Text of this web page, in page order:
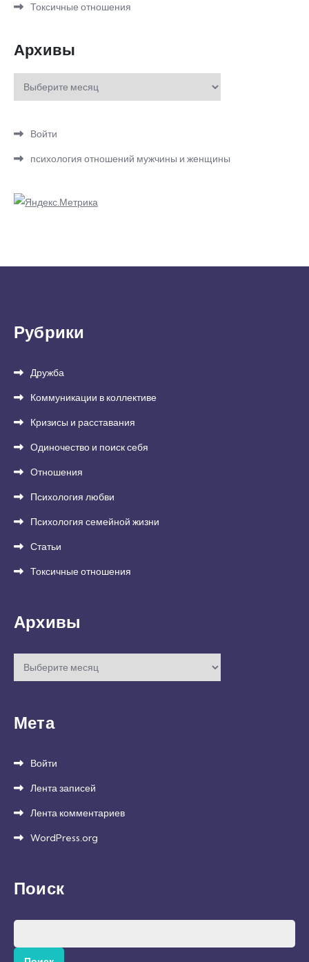
Токсичные отношения
Архивы
Архивы
Войти
психология отношений мужчины и женщины
Рубрики
Дружба
Коммуникации в коллективе
Кризисы и расставания
Одиночество и поиск себя
Отношения
Психология любви
Психология семейной жизни
Статьи
Токсичные отношения
Архивы
Архивы
Мета
Войти
Лента записей
Лента комментариев
WordPress.org
Поиск